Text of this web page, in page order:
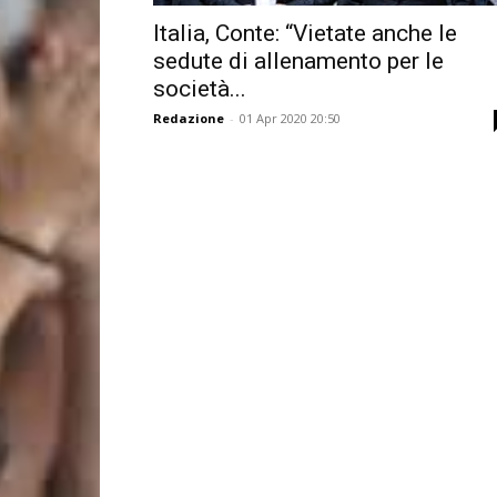
Italia, Conte: “Vietate anche le
sedute di allenamento per le
società...
Redazione - 01 Apr 2020 20:50